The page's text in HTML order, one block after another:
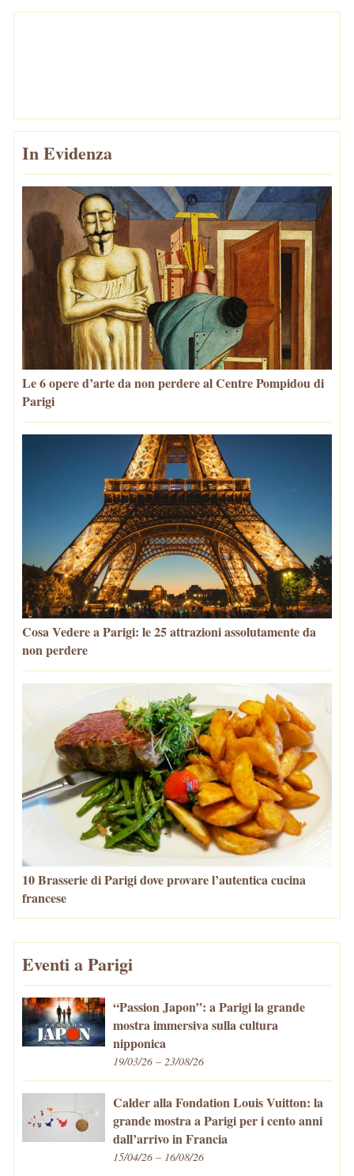
In Evidenza
Le 6 opere d’arte da non perdere al Centre Pompidou di
Parigi
Cosa Vedere a Parigi: le 25 attrazioni assolutamente da
non perdere
10 Brasserie di Parigi dove provare l’autentica cucina
francese
Eventi a Parigi
“Passion Japon”: a Parigi la grande
mostra immersiva sulla cultura
nipponica
19/03/26 – 23/08/26
Calder alla Fondation Louis Vuitton: la
grande mostra a Parigi per i cento anni
dall’arrivo in Francia
15/04/26 – 16/08/26